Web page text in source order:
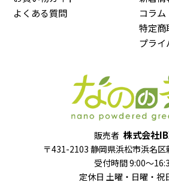
よくある質問
コラム
特定商
プライ
販売者 株式会社
〒431-2103 静岡県浜松市浜名
受付時間 9:00～
定休日 土曜・日曜・祝